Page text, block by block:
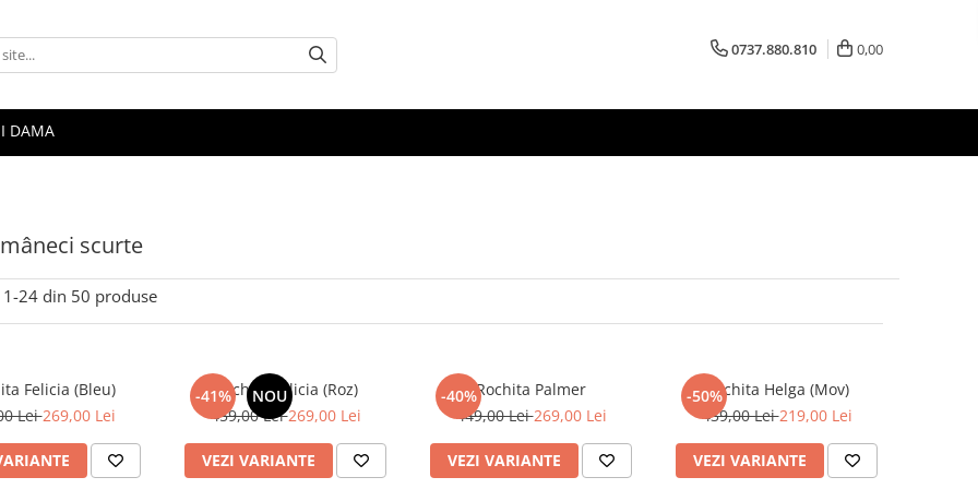
0737.880.810 0,00
DAMA
scurte
1-24 din 50 produse
Felicia (Bleu)
Lei269,00 Lei
-41% NOU
Rochita Felicia (Roz)
459,00 Lei269,00 Lei
VEZI VARIANTE
-40%Rochita Palmer
449,00 Lei269,00 Lei
VEZI VARIANTE
-50%Rochita Helga (Mov)
439,00 Lei219,00 Lei
VEZI VARIANTE